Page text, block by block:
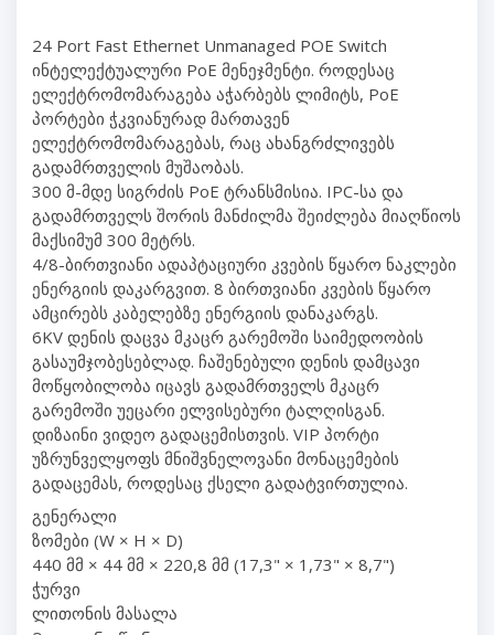
24 Port Fast Ethernet Unmanaged POE Switch
ინტელექტუალური PoE მენეჯმენტი. როდესაც
ელექტრომომარაგება აჭარბებს ლიმიტს, PoE
პორტები ჭკვიანურად მართავენ
ელექტრომომარაგებას, რაც ახანგრძლივებს
გადამრთველის მუშაობას.
300 მ-მდე სიგრძის PoE ტრანსმისია. IPC-სა და
გადამრთველს შორის მანძილმა შეიძლება მიაღწიოს
მაქსიმუმ 300 მეტრს.
4/8-ბირთვიანი ადაპტაციური კვების წყარო ნაკლები
ენერგიის დაკარგვით. 8 ბირთვიანი კვების წყარო
ამცირებს კაბელებზე ენერგიის დანაკარგს.
6KV დენის დაცვა მკაცრ გარემოში საიმედოობის
გასაუმჯობესებლად. ჩაშენებული დენის დამცავი
მოწყობილობა იცავს გადამრთველს მკაცრ
გარემოში უეცარი ელვისებური ტალღისგან.
დიზაინი ვიდეო გადაცემისთვის. VIP პორტი
უზრუნველყოფს მნიშვნელოვანი მონაცემების
გადაცემას, როდესაც ქსელი გადატვირთულია.
გენერალი
ზომები (W × H × D)
440 მმ × 44 მმ × 220,8 მმ (17,3" × 1,73" × 8,7")
ჭურვი
ლითონის მასალა